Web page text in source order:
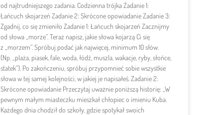
od najtrudniejszego zadania. Codzienna trójka Zadanie 1:
Łańcuch skojarzeń Zadanie 2: Skrócone opowiadanie Zadanie 3:
Zgadnij, co się zmieniło Zadanie 1: Łańcuch skojarzeń Zacznijmy
od słowa „morze”. Teraz napisz, jakie słowa kojarzą Ci się
z „morzem”. Spróbuj podać jak najwięcej, minimum 10 słów.
(Np. „plaża, piasek, fale, woda, łódź, muszla, wakacje, ryby, słońce,
statek”). Po zakończeniu, spróbuj przypomnieć sobie wszystkie
słowa w tej samej kolejności, w jakiej je napisałeś. Zadanie 2:
Skrócone opowiadanie Przeczytaj uważnie poniższą historię: „W
pewnym małym miasteczku mieszkał chłopiec o imieniu Kuba.
Każdego dnia chodził do szkoły, gdzie spotykał swoich